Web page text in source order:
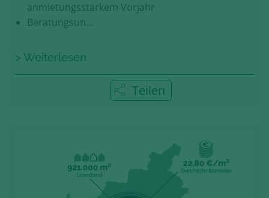
anmietungsstarkem Vorjahr
Beratungsun…
> Weiterlesen
Teilen